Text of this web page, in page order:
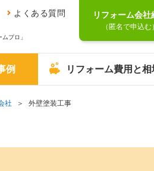
よくある質問
プロ」
リフォーム会社
（匿名で申込む
例 リフォーム費用と相
社 外壁塗装工事